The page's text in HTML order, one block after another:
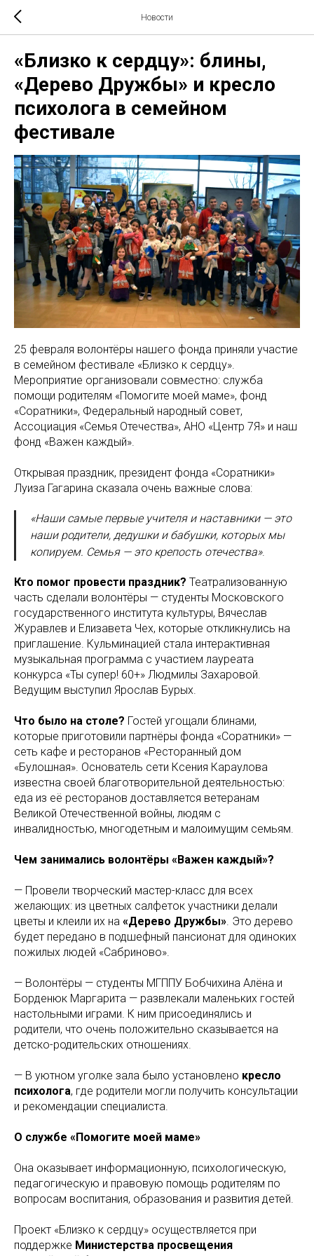
Новости
«Близко к сердцу»: блины,
«Дерево Дружбы» и кресло
психолога в семейном
фестивале
25 февраля волонтёры нашего фонда приняли участие
в семейном фестивале «Близко к сердцу».
Мероприятие организовали совместно: служба
помощи родителям «Помогите моей маме», фонд
«Соратники», Федеральный народный совет,
Ассоциация «Семья Отечества», АНО «Центр 7Я» и наш
фонд «Важен каждый».
Открывая праздник, президент фонда «Соратники»
Луиза Гагарина сказала очень важные слова:
«Наши самые первые учителя и наставники — это
наши родители, дедушки и бабушки, которых мы
копируем. Семья — это крепость отечества».
Кто помог провести праздник? Театрализованную
часть сделали волонтёры — студенты Московского
государственного института культуры, Вячеслав
Журавлев и Елизавета Чех, которые откликнулись на
приглашение. Кульминацией стала интерактивная
музыкальная программа с участием лауреата
конкурса «Ты супер! 60+» Людмилы Захаровой.
Ведущим выступил Ярослав Бурых.
Что было на столе? Гостей угощали блинами,
которые приготовили партнёры фонда «Соратники» —
сеть кафе и ресторанов «Ресторанный дом
«Булошная». Основатель сети Ксения Караулова
известна своей благотворительной деятельностью:
еда из её ресторанов доставляется ветеранам
Великой Отечественной войны, людям с
инвалидностью, многодетным и малоимущим семьям.
Чем занимались волонтёры «Важен каждый»?
— Провели творческий мастер-класс для всех
желающих: из цветных салфеток участники делали
цветы и клеили их на «Дерево Дружбы». Это дерево
будет передано в подшефный пансионат для одиноких
пожилых людей «Сабриново».
— Волонтёры — студенты МГППУ Бобчихина Алёна и
Борденюк Маргарита — развлекали маленьких гостей
настольными играми. К ним присоединялись и
родители, что очень положительно сказывается на
детско-родительских отношениях.
— В уютном уголке зала было установлено кресло
психолога, где родители могли получить консультации
и рекомендации специалиста.
О службе «Помогите моей маме»
Она оказывает информационную, психологическую,
педагогическую и правовую помощь родителям по
вопросам воспитания, образования и развития детей.
Проект «Близко к сердцу» осуществляется при
поддержке Министерства просвещения